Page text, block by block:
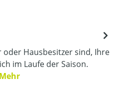
oder Hausbesitzer sind, Ihre
im Laufe der Saison.
Mehr